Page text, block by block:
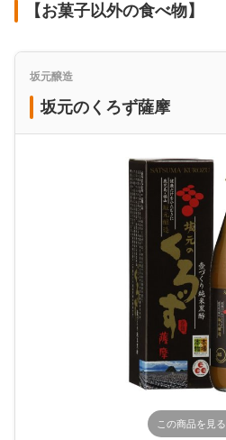
【お菓子以外の食べ物】
坂元醸造
坂元のくろず薩摩
この商品を見る